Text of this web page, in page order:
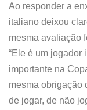
Ao responder a
italiano deixou
mesma avaliação
“Ele é um jogador
importante na
mesma obrigação
de jogar, de não